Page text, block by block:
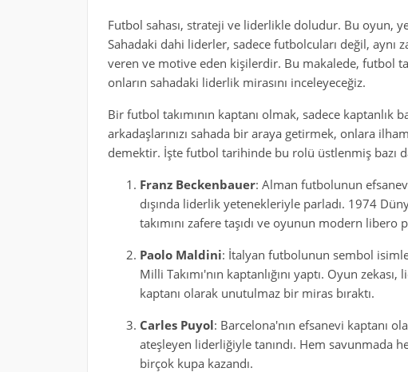
Futbol sahası, strateji ve liderlikle doludur. Bu oyun,
Sahadaki dahi liderler, sadece futbolcuları değil, aynı
veren ve motive eden kişilerdir. Bu makalede, futbol
onların sahadaki liderlik mirasını inceleyeceğiz.
Bir futbol takımının kaptanı olmak, sadece kaptanlık
arkadaşlarınızı sahada bir araya getirmek, onlara
demektir. İşte futbol tarihinde bu rolü üstlenmiş bazı
Franz Beckenbauer: Alman futbolunun
dışında liderlik yetenekleriyle parladı. 1974
takımını zafere taşıdı ve oyunun modern
Paolo Maldini: İtalyan futbolunun sembol
Milli Takımı'nın kaptanlığını yaptı. Oyun
kaptanı olarak unutulmaz bir miras bıraktı.
Carles Puyol: Barcelona'nın efsanevi kaptanı
ateşleyen liderliğiyle tanındı. Hem savunmada
birçok kupa kazandı.